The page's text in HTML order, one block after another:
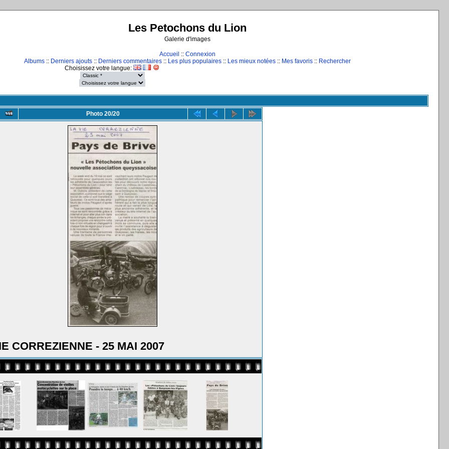
Les Petochons du Lion
Galerie d'images
Accueil :: Connexion
Albums :: Derniers ajouts :: Derniers commentaires :: Les plus populaires :: Les mieux notées :: Mes favoris :: Rechercher
Choisissez votre langue:
Photo 20/20
CORREZIENNE - 25 MAI 2007